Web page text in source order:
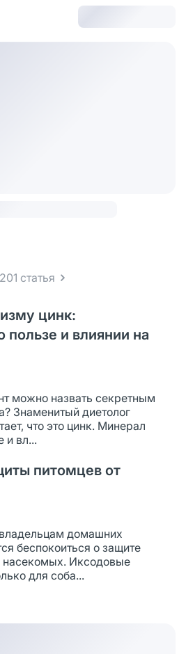
статья
цинк:
пользе и влиянии на
можно назвать секретным
Знаменитый диетолог
что это цинк. Минерал
и вл...
питомцев от
домашних
беспокоиться о защите
насекомых. Иксодовые
для соба...